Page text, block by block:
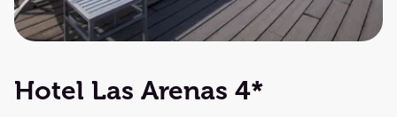
Hotel Las Arenas 4*